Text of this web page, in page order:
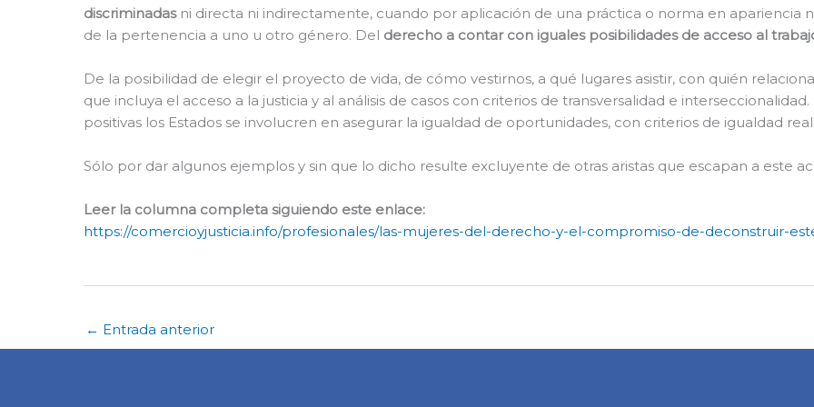
discriminadasni directa ni indirectamente, cuando por aplicación de una práctica o norma en apariencia
de la pertenencia a uno u otro género. Del derecho a contar con iguales posibilidades de acceso al
De la posibilidad de elegir el proyecto de vida, de cómo vestirnos, a qué lugares asistir, con quién
que incluya el acceso a la justicia y al análisis de casos con criterios de transversalidad e
positivas los Estados se involucren en asegurar la igualdad de oportunidades, con criterios de igualdad
Sólo por dar algunos ejemplos y sin que lo dicho resulte excluyente de otras aristas que escapan a este
Leer la columna completa siguiendo este enlace:
https://comercioyjusticia.info/profesionales/las-mujeres-del-derecho-y-el-compromiso-de-deconstruir-
← Entrada anterior